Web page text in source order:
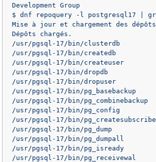
Development Group
$ dnf repoquery -l postgresql17 |
Mise à jour et chargement des
Dépôts chargés.
/usr/pgsql-17/bin/clusterdb
/usr/pgsql-17/bin/createdb
/usr/pgsql-17/bin/createuser
/usr/pgsql-17/bin/dropdb
/usr/pgsql-17/bin/dropuser
/usr/pgsql-17/bin/pg_basebackup
/usr/pgsql-17/bin/pg_combinebackup
/usr/pgsql-17/bin/pg_config
/usr/pgsql-17/bin/
/usr/pgsql-17/bin/pg_dump
/usr/pgsql-17/bin/pg_dumpall
/usr/pgsql-17/bin/pg_isready
/usr/pgsql-17/bin/pg_receivewal